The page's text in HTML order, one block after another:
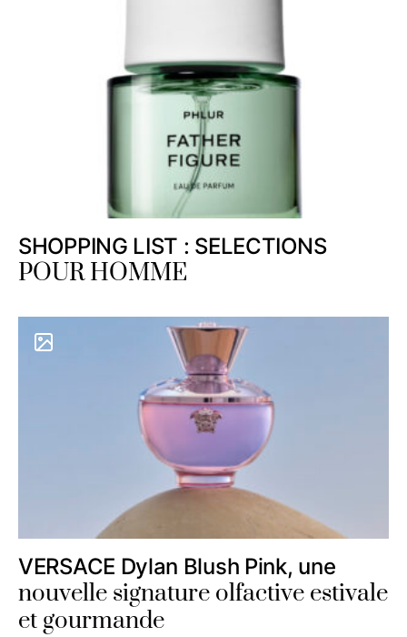
SHOPPING LIST : SELECTIONS
POUR HOMME
VERSACE Dylan Blush Pink, une
nouvelle signature olfactive estivale
et gourmande